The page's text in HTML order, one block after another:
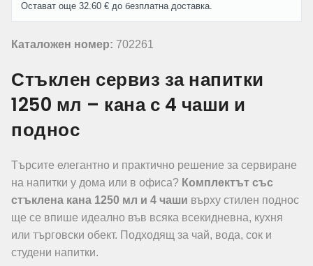
Остават още 32.60 € до безплатна доставка.
Каталожен номер: 702261
Стъклен сервиз за напитки
1250 мл – кана с 4 чаши и
поднос
Търсите елегантно и практично решение за сервиране
на напитки у дома или в офиса? Комплектът със
стъклена кана 1250 мл и 4 чаши върху стилен поднос
ще се впише идеално във всяка всекидневна, кухня
или търговски обект. Подходящ за чай, вода, сок и
студени напитки.